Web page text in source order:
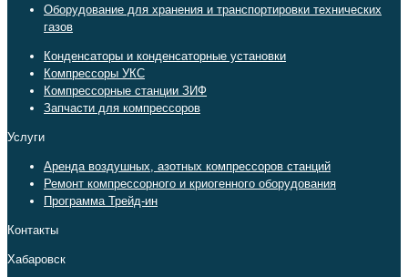
Оборудование для хранения и транспортировки технических
газов
Конденсаторы и конденсаторные установки
Компрессоры УКС
Компрессорные станции ЗИФ
Запчасти для компрессоров
Услуги
Аренда воздушных, азотных компрессоров станций
Ремонт компрессорного и криогенного оборудования
Программа Трейд-ин
Контакты
Хабаровск